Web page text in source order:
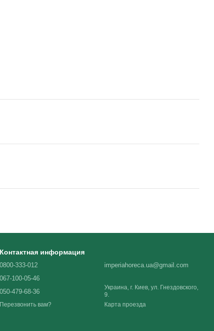
Контактная информация
0800-333-012
067-100-05-46
050-479-68-36
Перезвонить вам?
imperiahoreca.ua@gmail.com
Украина, г. Киев, ул. Гнездовского,
9.
Карта проезда